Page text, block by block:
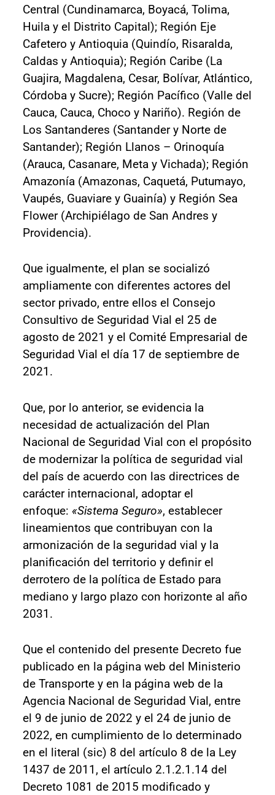
Central (Cundinamarca, Boyacá, Tolima,
Huila y el Distrito Capital); Región Eje
Cafetero y Antioquia (Quindío, Risaralda,
Caldas y Antioquia); Región Caribe (La
Guajira, Magdalena, Cesar, Bolívar, Atlántico,
Córdoba y Sucre); Región Pacífico (Valle del
Cauca, Cauca, Choco y Nariño). Región de
Los Santanderes (Santander y Norte de
Santander); Región Llanos – Orinoquía
(Arauca, Casanare, Meta y Vichada); Región
Amazonía (Amazonas, Caquetá, Putumayo,
Vaupés, Guaviare y Guainía) y Región Sea
Flower (Archipiélago de San Andres y
Providencia).
Que igualmente, el plan se socializó
ampliamente con diferentes actores del
sector privado, entre ellos el Consejo
Consultivo de Seguridad Vial el 25 de
agosto de 2021 y el Comité Empresarial de
Seguridad Vial el día 17 de septiembre de
2021.
Que, por lo anterior, se evidencia la
necesidad de actualización del Plan
Nacional de Seguridad Vial con el propósito
de modernizar la política de seguridad vial
del país de acuerdo con las directrices de
carácter internacional, adoptar el
enfoque: «Sistema Seguro», establecer
lineamientos que contribuyan con la
armonización de la seguridad vial y la
planificación del territorio y definir el
derrotero de la política de Estado para
mediano y largo plazo con horizonte al año
2031.
Que el contenido del presente Decreto fue
publicado en la página web del Ministerio
de Transporte y en la página web de la
Agencia Nacional de Seguridad Vial, entre
el 9 de junio de 2022 y el 24 de junio de
2022, en cumplimiento de lo determinado
en el literal (sic) 8 del artículo 8 de la Ley
1437 de 2011, el artículo 2.1.2.1.14 del
Decreto 1081 de 2015 modificado y